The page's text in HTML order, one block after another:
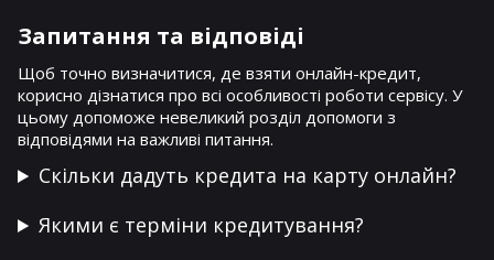
Запитання та відповіді
Щоб точно визначитися, де взяти онлайн-кредит,
корисно дізнатися про всі особливості роботи сервісу. У
цьому допоможе невеликий розділ допомоги з
відповідями на важливі питання.
Скільки дадуть кредита на карту онлайн?
Якими є терміни кредитування?